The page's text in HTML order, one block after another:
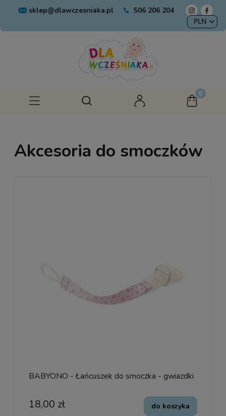
sklep@dlawczesniaka.pl 506 206 204
Akcesoria do smoczków
BABYONO - Łańcuszek do smoczka - gwiazdki
18,00 zł do koszyka